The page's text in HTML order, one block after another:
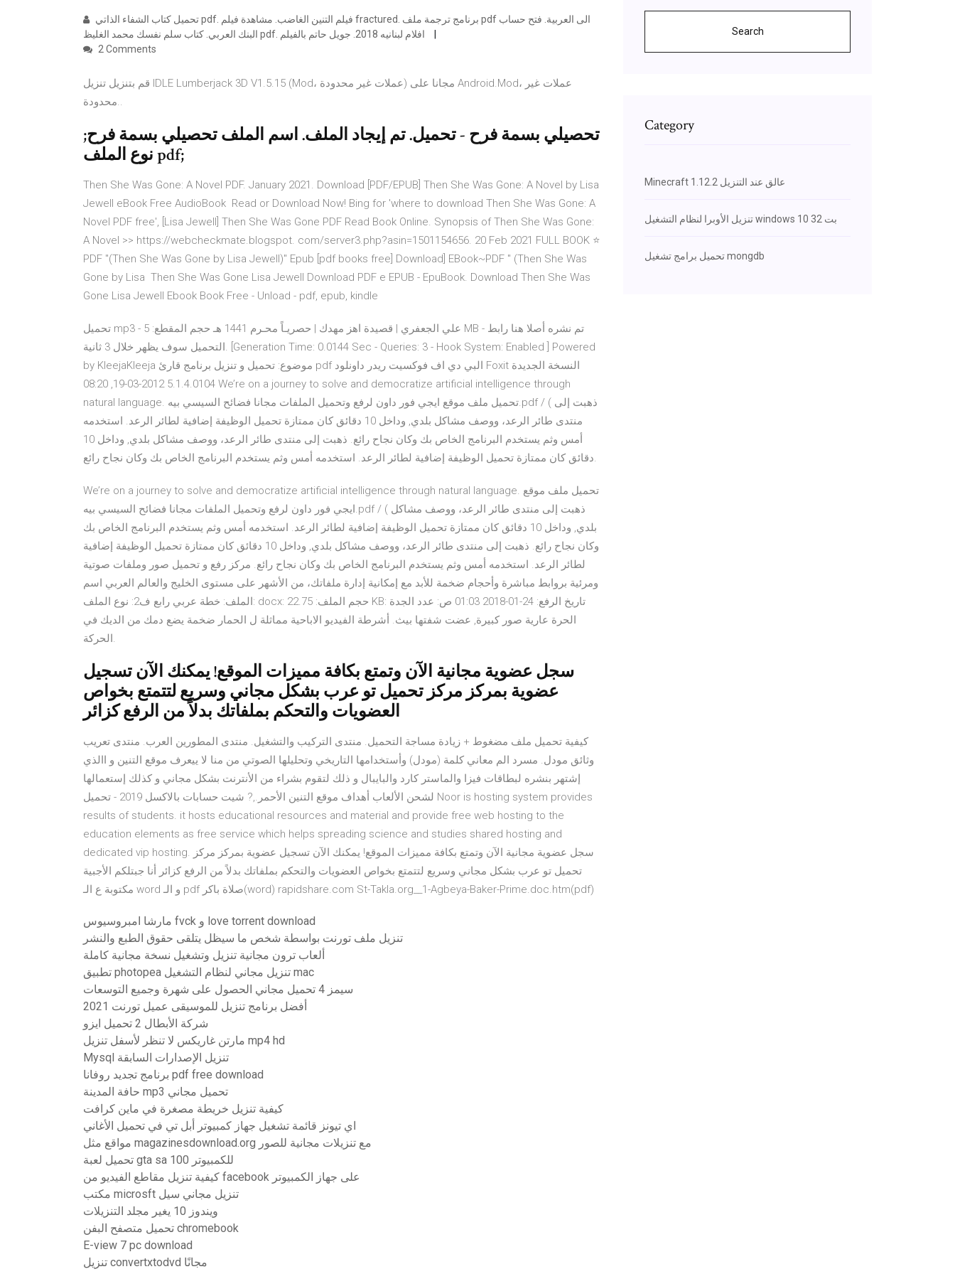
2 Comments
قم بتنزيل تنزيل IDLE Lumberjack 3D V1.5.15 (Mod، عملات غير محدودة) مجانا على Android.Mod، عملات غير
محدودة..
تحصيلي بسمة فرح - تحميل. تم إيجاد الملف. اسم الملف تحصيلي بسمة فرح;
نوع الملف pdf;
Then She Was Gone: A Novel PDF. January 2021. Download [PDF/EPUB] Then She Was Gone: A Novel by Lisa
Jewell eBook Free AudioBook Read or Download Now! Bing for 'where to download Then She Was Gone: A
Novel PDF free', [Lisa Jewell] Then She Was Gone PDF Read Book Online. Synopsis of Then She Was Gone:
A Novel >> https://webcheckmate.blogspot. com/server3.php?asin=1501154656. 20 Feb 2021 FULL BOOK ⭐
PDF ''(Then She Was Gone by Lisa Jewell)'' Epub [pdf books free] Download] EBook~PDF '' (Then She Was
Gone by Lisa Then She Was Gone Lisa Jewell Download PDF e EPUB - EpuBook. Download Then She Was
Gone Lisa Jewell Ebook Book Free - Unload - pdf, epub, kindle
تحميل mp3 - علي الجعفري | قصيدة اهز مهدك | حصريـاً محـرم 1441 هـ حجم المقطع: 5 MB - تم نشره أصلا هنا رابط
التحميل سوف يظهر خلال 3 ثانية. [Generation Time: 0.0144 Sec - Queries: 3 - Hook System: Enabled ] Powered
by KleejaKleeja موضوع: تحميل و تنزيل برنامج قارئ pdf البي دي اف فوكسيت ريدر داونلود Foxit النسخة الجديدة
5.1.4.0104 2012-03-19, 08:20 We’re on a journey to solve and democratize artificial intelligence through
natural language. تحميل ملف موقع ايجي فور داون لرفع وتحميل الملفات مجانا فضائح السيسي بيه.pdf / ( ذهبت إلى
منتدى طائر الرعد، ووصف مشاكل بلدي, وداخل 10 دقائق كان ممتازة تحميل الوظيفة إضافية لطائر الرعد. استخدمه
أمس وثم يستخدم البرنامج الخاص بك وكان نجاح رائع. ذهبت إلى منتدى طائر الرعد، ووصف مشاكل بلدي, وداخل 10
دقائق كان ممتازة تحميل الوظيفة إضافية لطائر الرعد. استخدمه أمس وثم يستخدم البرنامج الخاص بك وكان نجاح رائع.
We’re on a journey to solve and democratize artificial intelligence through natural language. تحميل ملف موقع
ايجي فور داون لرفع وتحميل الملفات مجانا فضائح السيسي بيه.pdf / ( ذهبت إلى منتدى طائر الرعد، ووصف مشاكل
بلدي, وداخل 10 دقائق كان ممتازة تحميل الوظيفة إضافية لطائر الرعد. استخدمه أمس وثم يستخدم البرنامج الخاص بك
وكان نجاح رائع. ذهبت إلى منتدى طائر الرعد، ووصف مشاكل بلدي, وداخل 10 دقائق كان ممتازة تحميل الوظيفة إضافية
لطائر الرعد. استخدمه أمس وثم يستخدم البرنامج الخاص بك وكان نجاح رائع. مركز رفع و تحميل صور وملفات صوتية
ومرئية بروابط مباشرة وأحجام ضخمة للأبد مع إمكانية إدارة ملفاتك، من الأشهر على مستوى الخليج والعالم العربي اسم
الملف: خطة عربي رابع ف2: نوع الملف: docx: حجم الملف: 22.75 KB: تاريخ الرفع: 24-01-2018 01:03 ص: عدد الجدة
الحرة عارية صور كبيرة, عضت شفتها بيث. أشرطة الفيديو الاباحية مماثلة ل الحمار ضخمة يضع دمك من الديك في
الحركة.
سجل عضوية مجانية الآن وتمتع بكافة مميزات الموقع! يمكنك الآن تسجيل
عضوية بمركز مركز تحميل تو عرب بشكل مجاني وسريع لتتمتع بخواص
العضويات والتحكم بملفاتك بدلاً من الرفع كزائر
كيفية تحميل ملف مضغوط + زيادة مساجة التحميل. منتدى التركيب والتشغيل. منتدى المطورين العرب. منتدى تعريب
وثائق مودل. مسرد الم معاني كلمة (مودل) وأستخدامها التاريخي وتحليلها الصوتي من منا لا ييعرف موقع التنين و االذي
إشتهر بنشره لبطاقات فيزا والماستر كارد والبايبال و ذلك لتقوم بشراء من الأنترنت بشكل مجاني و كذلك إستعمالها
لشحن الألعاب أهداف موقع التنين الأحمر.,? شيت حسابات بالاكسل 2019 - تحميل Noor is hosting system provides
results of students. it hosts educational resources and material and provide free web hosting to the
education elements as free service which helps spreading science and studies shared hosting and
dedicated vip hosting. سجل عضوية مجانية الآن وتمتع بكافة مميزات الموقع! يمكنك الآن تسجيل عضوية بمركز مركز
تحميل تو عرب بشكل مجاني وسريع لتتمتع بخواص العضويات والتحكم بملفاتك بدلاً من الرفع كزائر أنا جبتلكم الأجبية
مكتوبة ع الـ word و الـ pdf صلاة باكر(word) rapidshare.com St-Takla.org__1-Agbeya-Baker-Prime.doc.htm(pdf)
مارشا امبروسيوس fvck و love torrent download
تنزيل ملف تورنت بواسطة شخص ما سيظل يتلقى حقوق الطبع والنشر
ألعاب ترون مجانية تنزيل وتشغيل نسخة مجانية كاملة
تطبيق photopea تنزيل مجاني لنظام التشغيل mac
سيمز 4 تحميل مجاني الحصول على شهرة وجميع التوسعات
أفضل برنامج تنزيل للموسيقى عميل تورنت 2021
شركة الأبطال 2 تحميل ايزو
مارتن غاريكس لا تنظر لأسفل تنزيل mp4 hd
Mysql تنزيل الإصدارات السابقة
برنامج تجديد روفانا pdf free download
حافة المدينة mp3 تحميل مجاني
كيفية تنزيل خريطة مصغرة في ماين كرافت
اي تيونز قائمة تشغيل جهاز كمبيوتر أبل تي في تحميل الأغاني
مواقع مثل magazinesdownload.org مع تنزيلات مجانية للصور
تحميل لعبة gta sa 100 للكمبيوتر
كيفية تنزيل مقاطع الفيديو من facebook على جهاز الكمبيوتر
مكتب microsft تنزيل مجاني سيل
ويندوز 10 يغير مجلد التنزيلات
تحميل متصفح البفن chromebook
E-view 7 pc download
تنزيل convertxtodvd مجانًا
Search
Category
Minecraft 1.12.2 عالق عند التنزيل
تنزيل الأوبرا لنظام التشغيل windows 10 32 بت
تحميل برامج تشغيل mongdb